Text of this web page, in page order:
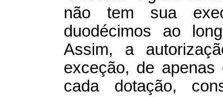
não tem sua
duodécimos ao
Assim, a
exceção, de
cada dotação,